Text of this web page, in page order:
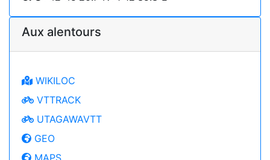
Aux alentours
WIKILOC
VTTRACK
UTAGAWAVTT
GEO
MAPS